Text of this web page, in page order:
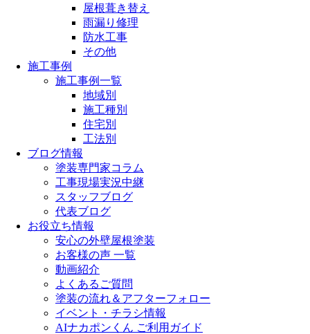
屋根葺き替え
雨漏り修理
防水工事
その他
施工事例
施工事例一覧
地域別
施工種別
住宅別
工法別
ブログ情報
塗装専門家コラム
工事現場実況中継
スタッフブログ
代表ブログ
お役立ち情報
安心の外壁屋根塗装
お客様の声 一覧
動画紹介
よくあるご質問
塗装の流れ＆アフターフォロー
イベント・チラシ情報
AIナカポンくん ご利用ガイド